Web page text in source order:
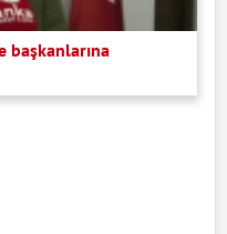
başkanlarına